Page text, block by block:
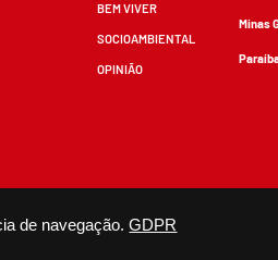
de navegação. GDPR
BEM VIVER
SOCIOAMBIENTAL
OPINIÃO
Minas